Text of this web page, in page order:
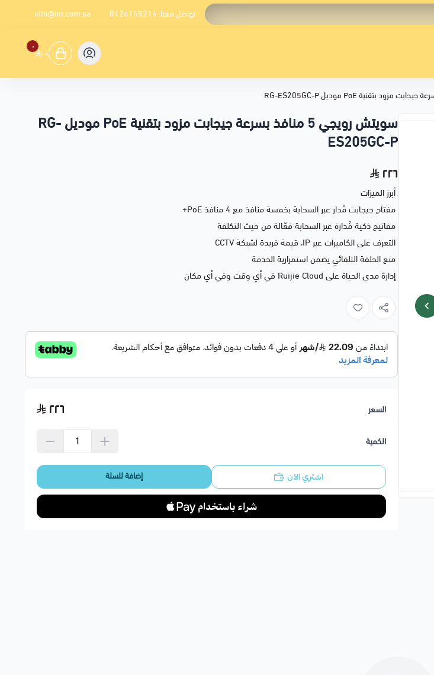
تواصل معنا: 0126145214
info@int.com.sa
٠
٠
سويتش رويجي 5 منافذ بسرعة جيجابت مزود بتقنية PoE موديل RG-
ES205GC-P
٢٢٦
أبرز الميزات
مفتاح جيجابت مُدار عبر السحابة بخمسة منافذ مع 4 منافذ PoE+
مفاتيح ذكية مُدارة عبر السحابة فعّالة من حيث التكلفة
التعرف على الكاميرات عبر IP، قيمة فريدة لشبكة CCTV
منع الحلقة التلقائي يضمن استمرارية الخدمة
إدارة مدى الحياة على Ruijie Cloud في أي وقت وفي أي مكان
السعر ٢٢٦
الكمية
إضافة للسلة اشتري الآن